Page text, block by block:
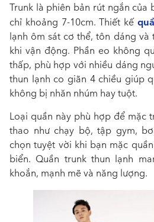
Trunk là phiên bản rút ngắn của
chỉ khoảng 7-10cm. Thiết kế
lạnh ôm sát cơ thể, tôn dáng và
khi vận động. Phần eo không
thấp, phù hợp với nhiều dáng
thun lạnh co giãn 4 chiều giúp
không bị nhăn nhúm hay tuột.
Loại quần này phù hợp để mặc
thao như chạy bộ, tập gym,
chọn tuyệt vời khi bạn mặc
biển. Quần trunk thun lạnh
khoắn, mạnh mẽ và năng lượng.